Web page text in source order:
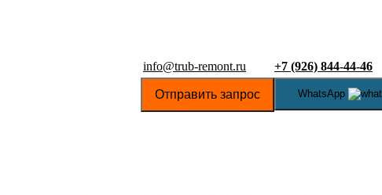
info@trub-remont.ru
Отправить запрос
+7 (926) 844-44-46
WhatsApp